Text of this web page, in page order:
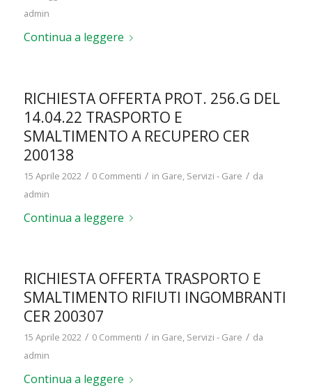
admin
Continua a leggere
RICHIESTA OFFERTA PROT. 256.G DEL
14.04.22 TRASPORTO E
SMALTIMENTO A RECUPERO CER
200138
15 Aprile 2022 / 0 Commenti / in Gare, Servizi - Gare / da
admin
Continua a leggere
RICHIESTA OFFERTA TRASPORTO E
SMALTIMENTO RIFIUTI INGOMBRANTI
CER 200307
15 Aprile 2022 / 0 Commenti / in Gare, Servizi - Gare / da
admin
Continua a leggere